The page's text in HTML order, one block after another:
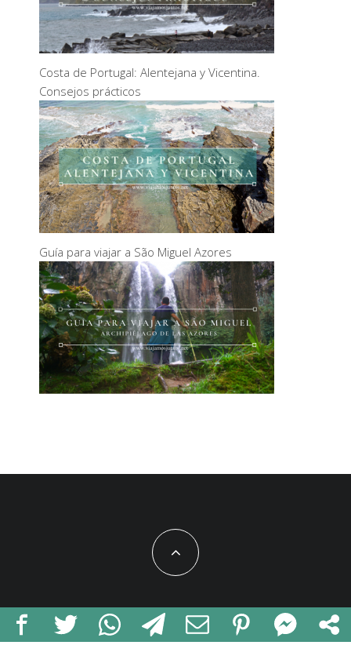
Costa de Portugal: Alentejana y Vicentina.
Consejos prácticos
Guía para viajar a São Miguel Azores